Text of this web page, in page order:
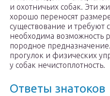
и охотничьих собак. Эти
хорошо переносят
существование и требуют
необходима возможность
породное
прогулок и физических
у собак нечистоплотность.
Ответы знатоков